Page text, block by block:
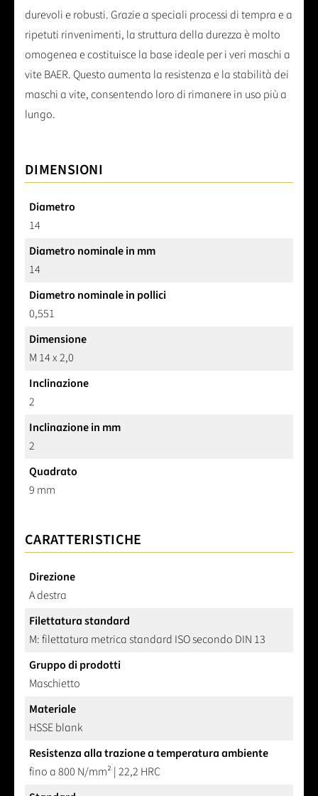
durevoli e robusti. Grazie a speciali processi di tempra e a
ripetuti rinvenimenti, la struttura della durezza è molto
omogenea e costituisce la base ideale per i veri maschi a
vite BAER. Questo aumenta la resistenza e la stabilità dei
maschi a vite, consentendo loro di rimanere in uso più a
lungo.
DIMENSIONI
Diametro
14
Diametro nominale in mm
14
Diametro nominale in pollici
0,551
Dimensione
M 14 x 2,0
Inclinazione
2
Inclinazione in mm
2
Quadrato
9 mm
CARATTERISTICHE
Direzione
A destra
Filettatura standard
M: filettatura metrica standard ISO secondo DIN 13
Gruppo di prodotti
Maschietto
Materiale
HSSE blank
Resistenza alla trazione a temperatura ambiente
fino a 800 N/mm² | 22,2 HRC